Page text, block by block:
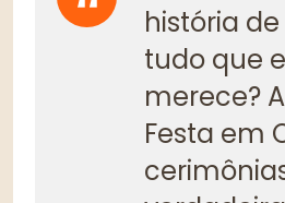
história
tudo que
merece?
Festa em